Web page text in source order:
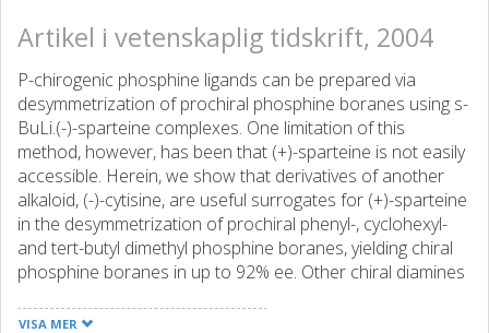
Artikel i vetenskaplig tidskrift, 2004
P-chirogenic phosphine ligands can be prepared via
desymmetrization of prochiral phosphine boranes using s-
BuLi.(-)-sparteine complexes. One limitation of this
method, however, has been that (+)-sparteine is not easily
accessible. Herein, we show that derivatives of another
alkaloid, (-)-cytisine, are useful surrogates for (+)-sparteine
in the desymmetrization of prochiral phenyl-, cyclohexyl-
and tert-butyl dimethyl phosphine boranes, yielding chiral
phosphine boranes in up to 92% ee. Other chiral diamines
as the (-)-cytisine derivatives.
VISA MER